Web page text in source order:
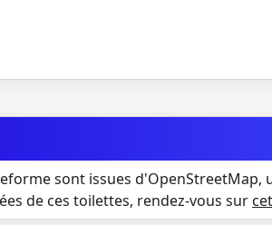
sont issues d'OpenStreetMap,
de ces toilettes, rendez-vous sur